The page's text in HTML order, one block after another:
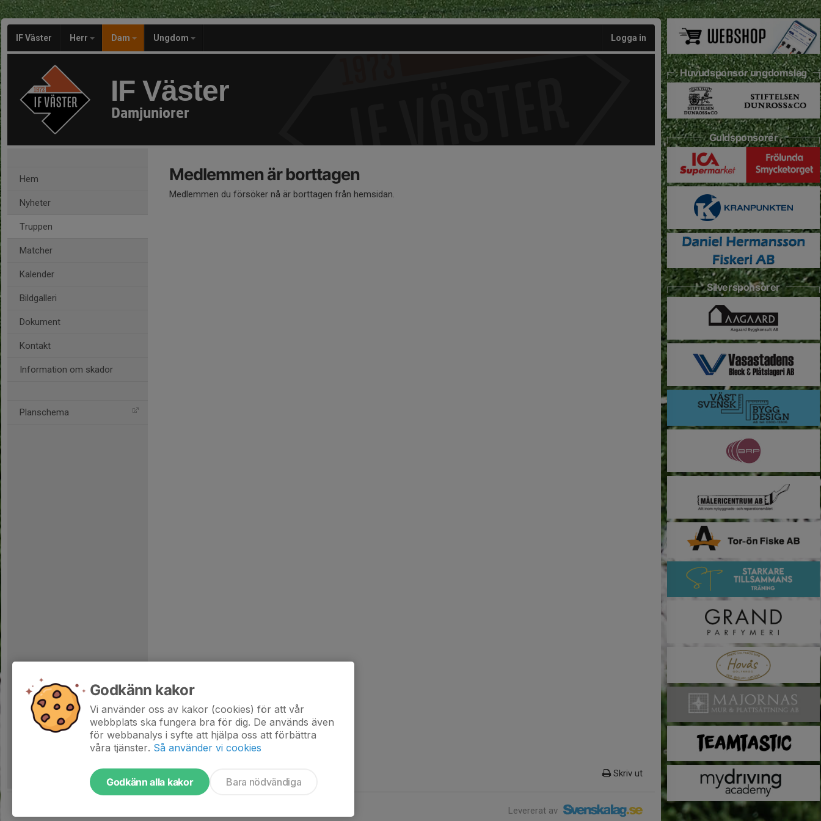
IF Väster Herr Dam Ungdom Logga in
IF Väster
Damjuniorer
Hem
Nyheter
Truppen
Matcher
Kalender
Bildgalleri
Dokument
Kontakt
Information om skador
Planschema
Medlemmen är borttagen
Medlemmen du försöker nå är borttagen från hemsidan.
Skriv ut
Levererat av
Huvudsponsor ungdomslag
Guldsponsorer
Silversponsorer
Godkänn kakor
Vi använder oss av kakor (cookies) för att vår
webbplats ska fungera bra för dig. De används även
för webbanalys i syfte att hjälpa oss att förbättra
våra tjänster. Så använder vi cookies
Godkänn alla kakor Bara nödvändiga